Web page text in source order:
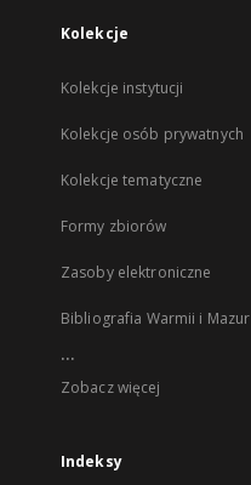
Kolekcje
Kolekcje instytucji
Kolekcje osób prywatnych
Kolekcje tematyczne
Formy zbiorów
Zasoby elektroniczne
Bibliografia Warmii i Mazur
...
Zobacz więcej
Indeksy